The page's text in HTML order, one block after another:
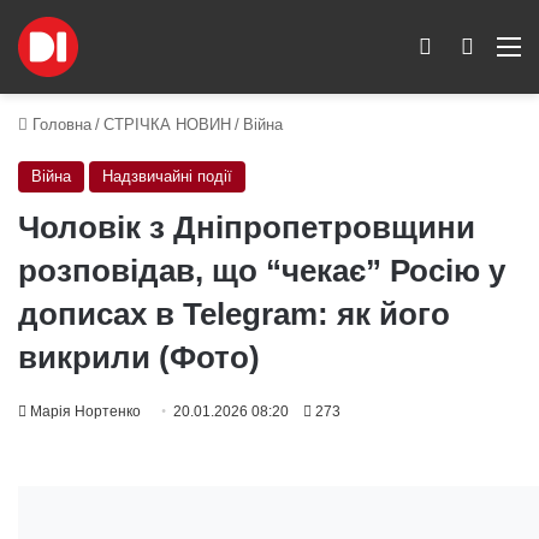
Пошук
Switch skin
Головна / СТРІЧКА НОВИН / Війна
Війна Надзвичайні події
Чоловік з Дніпропетровщини
розповідав, що “чекає” Росію у
дописах в Telegram: як його
викрили (Фото)
Марія Нортенко 20.01.2026 08:20 273